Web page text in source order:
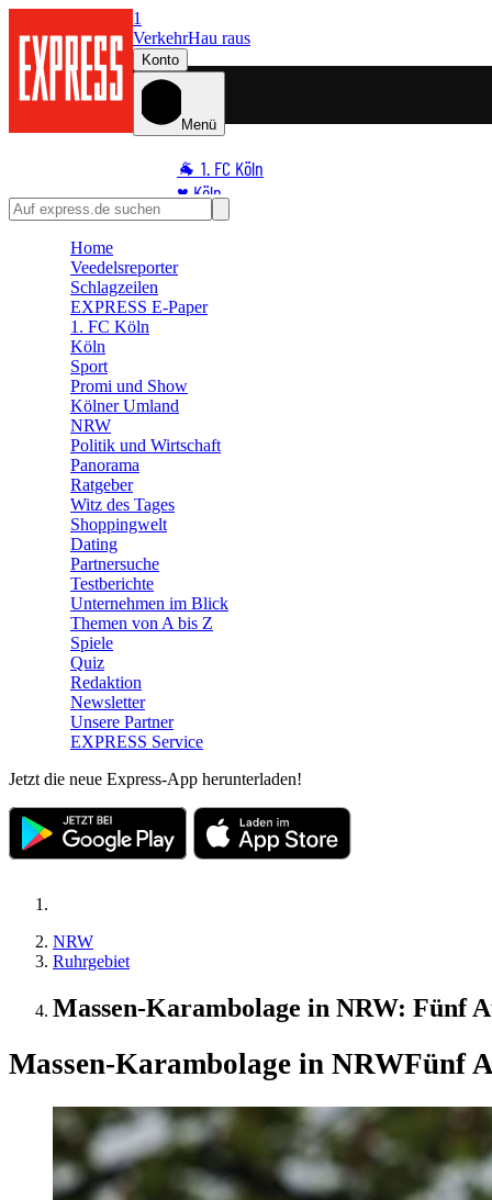
1
VerkehrHau raus
Konto
Menü
🐐 1. FC Köln
♥️ Köln
⭐ Promi
🛒 Shoppingwelt
🧩 Spiele
Home
Veedelsreporter
Schlagzeilen
EXPRESS E-Paper
1. FC Köln
Köln
Sport
Promi und Show
Kölner Umland
NRW
Politik und Wirtschaft
Panorama
Ratgeber
Witz des Tages
Shoppingwelt
Dating
Partnersuche
Testberichte
Unternehmen im Blick
Themen von A bis Z
Spiele
Quiz
Redaktion
Newsletter
Unsere Partner
EXPRESS Service
Jetzt die neue Express-App herunterladen!
NRW
Ruhrgebiet
Massen-Karambolage in NRW: Fünf
Massen-Karambolage in NRWFünf